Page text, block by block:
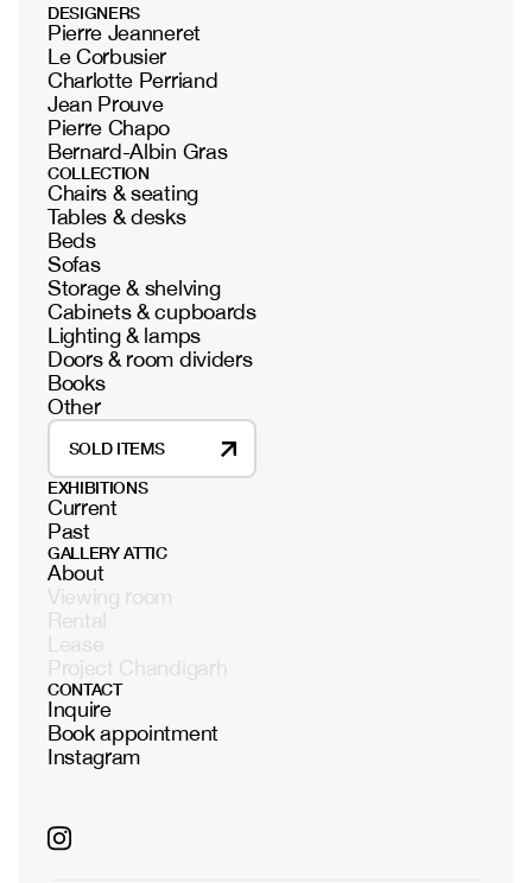
DESIGNERS
Pierre Jeanneret
Le Corbusier
Charlotte Perriand
Jean Prouve
Pierre Chapo
Bernard-Albin Gras
COLLECTION
Chairs & seating
Tables & desks
Beds
Sofas
Storage & shelving
Cabinets & cupboards
Lighting & lamps
Doors & room dividers
Books
Other
SOLD ITEMS
EXHIBITIONS
Current
Past
GALLERY ATTIC
About
Viewing room
Rental
Lease
Project Chandigarh
CONTACT
Inquire
Book appointment
Instagram